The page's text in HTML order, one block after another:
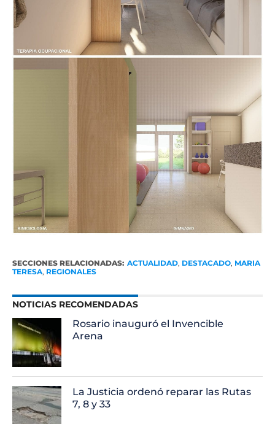
SECCIONES RELACIONADAS: ACTUALIDAD, DESTACADO, MARIA
TERESA, REGIONALES
NOTICIAS RECOMENDADAS
Rosario inauguró el Invencible
Arena
La Justicia ordenó reparar las Rutas
7, 8 y 33